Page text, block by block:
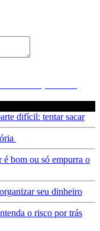
difícil: tentar sacar
bom ou só empurra o
seu dinheiro
o risco por trás